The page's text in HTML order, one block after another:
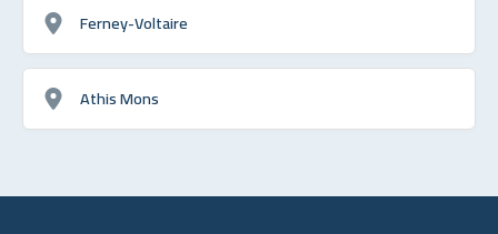
Ferney-Voltaire
Athis Mons